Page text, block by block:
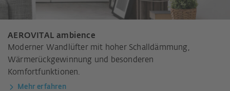
AEROVITAL ambience
Moderner Wandlüfter mit hoher Schalldämmung,
Wärmerückgewinnung und besonderen
Komfortfunktionen.
Mehr erfahren